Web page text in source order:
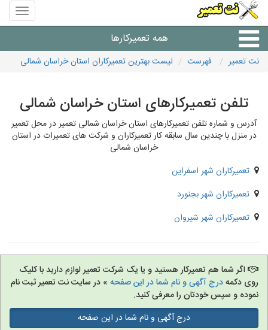
منوی
سایت
تعمیر
همه تعمیرکارها
نت تعمیر فهرست لیست بهترین تعمیرکاران استان خراسان شمالی
تلفن تعمیرکارهای استان خراسان شمالی
آدرس و شماره تلفن تعمیرکارهای استان خراسان شمالی تعمیر در محل تعمیر
در منزل با چندین سال سابقه کار تعمیرکاران و شرکت های تعمیرات در استان
خراسان شمالی
تعمیرکاران شهر اسفراین
تعمیرکاران شهر بجنورد
تعمیرکاران شهر شیروان
اگر شما هم تعمیرکار هستید و یا یک شرکت تعمیر لوازم دارید با کلیک
روی دکمهدرج آگهی و نام شما در این صفحه » در سایت نت تعمیر ثبت نام
نموده و سپس خودتان را معرفی کنید.
درج آگهی و نام شما در این صفحه